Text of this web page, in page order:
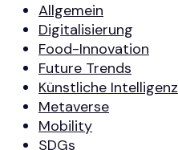
Allgemein
Digitalisierung
Food-Innovation
Future Trends
Künstliche Intelligenz
Metaverse
Mobility
SDGs